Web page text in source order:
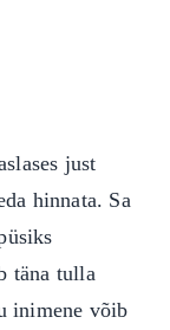
just
hinnata. Sa
täna tulla
inimene võib